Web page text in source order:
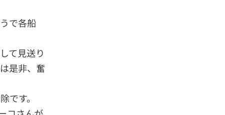
で各船
て見送り
是非、奮
です。